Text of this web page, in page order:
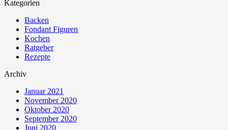
Kategorien
Backen
Fondant Figuren
Kochen
Ratgeber
Rezepte
Archiv
Januar 2021
November 2020
Oktober 2020
September 2020
Juni 2020